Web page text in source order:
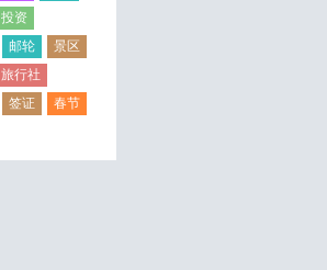
投资
邮轮
景区
旅行社
签证
春节